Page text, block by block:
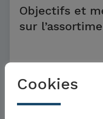
Objectifs et
sur
Cookies